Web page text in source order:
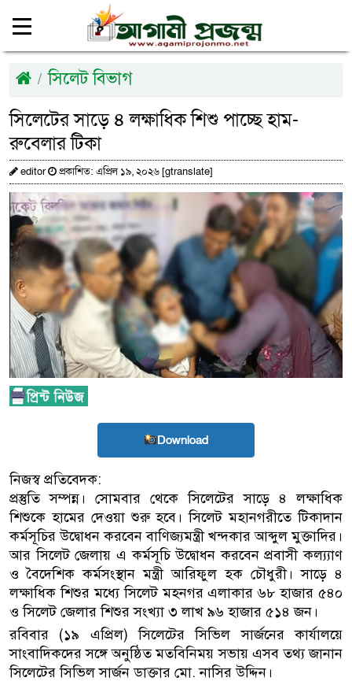
সিলেট বিভাগ
সিলেটের সাড়ে ৪ লক্ষাধিক শিশু পাচ্ছে হাম-
রুবেলার টিকা
editor প্রকাশিত: এপ্রিল ১৯, ২০২৬ [gtranslate]
Download
নিজস্ব প্রতিবেদক:
প্রস্তুতি সম্পন্ন। সোমবার থেকে সিলেটের সাড়ে ৪ লক্ষাধিক
শিশুকে হামের দেওয়া শুরু হবে। সিলেট মহানগরীতে টিকাদান
কর্মসূচির উদ্বোধন করবেন বাণিজ্যমন্ত্রী খন্দকার আব্দুল মুক্তাদির।
আর সিলেট জেলায় এ কর্মসূচি উদ্বোধন করবেন প্রবাসী কল্য্যাণ
ও বৈদেশিক কর্মসংস্থান মন্ত্রী আরিফুল হক চৌধুরী। সাড়ে ৪
লক্ষাধিক শিশুর মধ্যে সিলেট মহনগর এলাকার ৬৮ হাজার ৫৪০
ও সিলেট জেলার শিশুর সংখ্যা ৩ লাখ ৯৬ হাজার ৫১৪ জন।
রবিবার (১৯ এপ্রিল) সিলেটের সিভিল সার্জনের কার্যালয়ে
সাংবাদিকদের সঙ্গে অনুষ্ঠিত মতবিনিময় সভায় এসব তথ্য জানান
সিলেটের সিভিল সার্জন ডাক্তার মো. নাসির উদ্দিন।